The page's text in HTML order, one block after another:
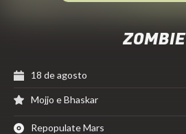
ZOMBIE
18 de agosto
Mojjo e Bhaskar
Repopulate Mars